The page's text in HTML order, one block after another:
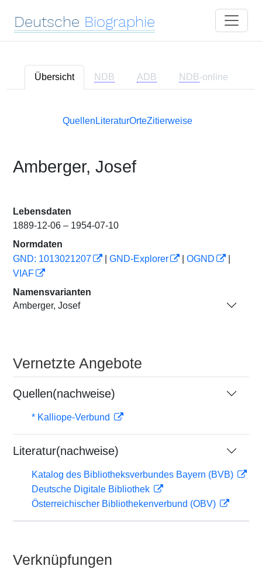
Deutsche Biographie
Übersicht NDB ADB NDB-online
Quellen LiteraturOrteZitierweise
Amberger, Josef
Lebensdaten
1889-12-06 – 1954-07-10
Normdaten
GND: 1013021207
GND-Explorer OGND
VIAF
Namensvarianten
Amberger, Josef
Vernetzte Angebote
Quellen(nachweise)
* Kalliope-Verbund
Literatur(nachweise)
Katalog des Bibliotheksverbundes Bayern (BVB)
Deutsche Digitale Bibliothek
Österreichischer Bibliothekenverbund (OBV)
Verknüpfungen